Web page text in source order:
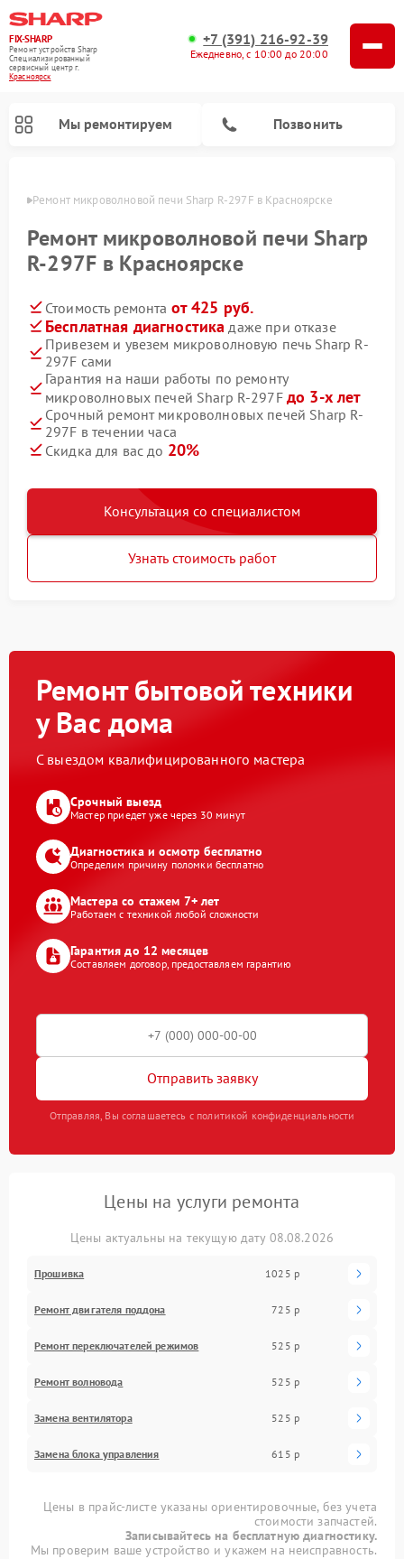
FIX-SHARP
Ремонт устройств Sharp
Специализированный
cервисный центр г.
Красноярск
+7 (391) 216-92-39
Ежедневно, с 10:00 до 20:00
Мы ремонтируем Позвонить
Ремонт микроволновой печи Sharp R-297F в Красноярске
Ремонт микроволновой печи Sharp
R-297F в Красноярске
Стоимость ремонта от 425 руб.
Бесплатная диагностика даже при отказе
Привезем и увезем микроволновую печь Sharp R-
297F сами
Гарантия на наши работы по ремонту
микроволновых печей Sharp R-297F до 3-х лет
Срочный ремонт микроволновых печей Sharp R-
297F в течении часа
Скидка для вас до 20%
Консультация со специалистом
Узнать стоимость работ
Ремонт бытовой техники
у Вас дома
С выездом квалифицированного мастера
Срочный выезд
Мастер приедет уже через 30 минут
Диагностика и осмотр бесплатно
Определим причину поломки бесплатно
Мастера со стажем 7+ лет
Работаем с техникой любой сложности
Гарантия до 12 месяцев
Составляем договор, предоставляем гарантию
Отправить заявку
Отправляя, Вы соглашаетесь с политикой конфиденциальности
Цены на услуги ремонта
Цены актуальны на текущую дату 08.08.2026
Прошивка 1025 р
Ремонт двигателя поддона 725 р
Ремонт переключателей режимов 525 р
Ремонт волновода 525 р
Замена вентилятора 525 р
Замена блока управления 615 р
Цены в прайс-листе указаны ориентировочные, без учета
стоимости запчастей.
Записывайтесь на бесплатную диагностику.
Мы проверим ваше устройство и укажем на неисправность.